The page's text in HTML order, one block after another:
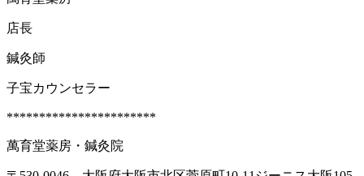
店長
鍼灸師
子宝カウンセラー
***********************
萬育堂薬房・鍼灸院